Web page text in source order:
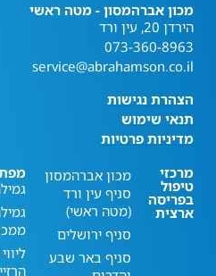
מכון אברהמסון - מטה ראשי
הירדן 20, עין ורד
073-360-8963
service@abrahamson.co.il
הצהרת נגישות
תנאי שימוש
מדיניות פרטיות
מרכזי
טיפול
בפריסה
ארצית
מכון אברהמסון
סניף עין ורד
(מטה ראשי)
סניף ירושלים
סניף באר שבע